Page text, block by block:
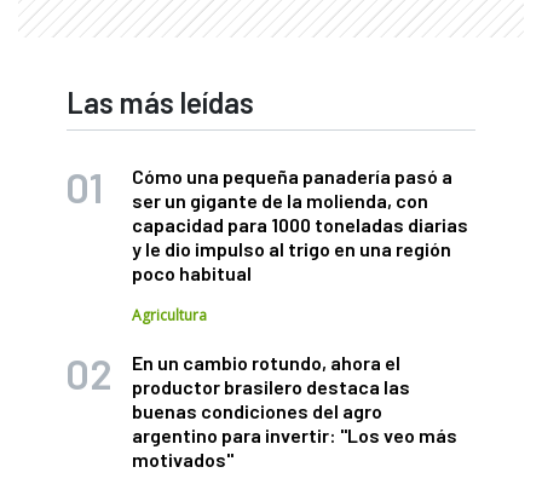
Las más leídas
Cómo una pequeña panadería pasó a
ser un gigante de la molienda, con
capacidad para 1000 toneladas diarias
y le dio impulso al trigo en una región
poco habitual
Agricultura
En un cambio rotundo, ahora el
productor brasilero destaca las
buenas condiciones del agro
argentino para invertir: "Los veo más
motivados"